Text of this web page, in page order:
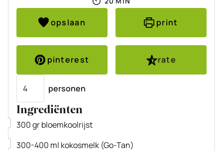
opslaan print
pinterest
rate
personen
Ingrediënten
▢
300grbloemkoolrijst
▢
300-400 ml kokosmelk (Go-Tan)